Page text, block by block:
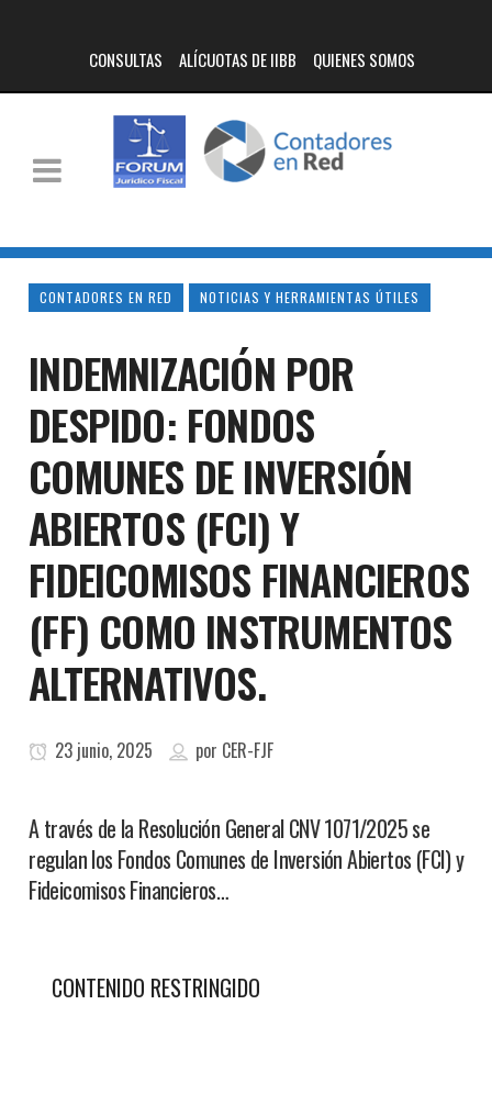
CONSULTAS ALÍCUOTAS DE IIBB QUIENES SOMOS
CONTADORES EN RED NOTICIAS Y HERRAMIENTAS ÚTILES
INDEMNIZACIÓN POR
DESPIDO: FONDOS
COMUNES DE INVERSIÓN
ABIERTOS (FCI) Y
FIDEICOMISOS FINANCIEROS
(FF) COMO INSTRUMENTOS
ALTERNATIVOS.
23 junio, 2025 por CER-FJF
A través de la Resolución General CNV 1071/2025 se
regulan los Fondos Comunes de Inversión Abiertos (FCI) y
Fideicomisos Financieros…
CONTENIDO RESTRINGIDO